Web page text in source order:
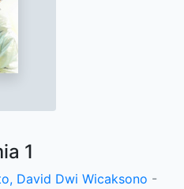
1
David Dwi Wicaksono -